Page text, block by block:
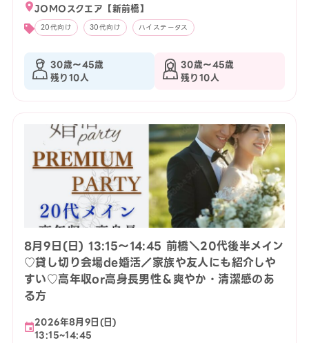
JOMOスクエア【新前橋】
20代向け 30代向け ハイステータス
30歳〜45歳
残り10人
30歳〜45歳
残り10人
8月9日(日) 13:15〜14:45 前橋＼20代後半メイン
♡貸し切り会場de婚活／家族や友人にも紹介しや
すい♡高年収or高身長男性＆爽やか・清潔感のあ
る方
2026年8月9日(日)
13:15~14:45